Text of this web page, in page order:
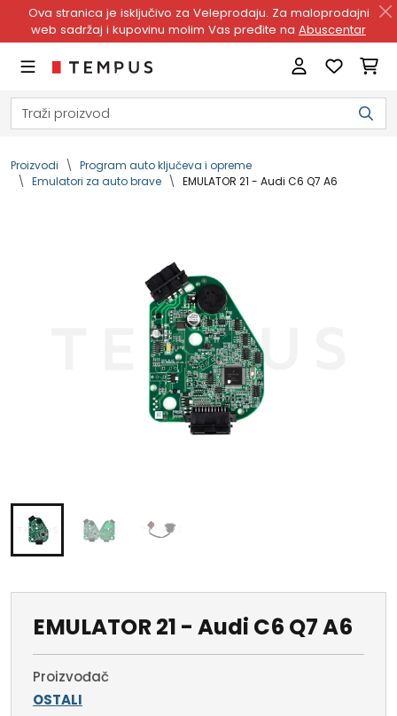
Ova stranica je isključivo za Veleprodaju. Za maloprodajni
web sadržaj i kupovinu molim Vas pređite na Abuscentar
Proizvodi
Program auto ključeva i opreme
Emulatori za auto brave
EMULATOR 21 - Audi C6 Q7 A6
EMULATOR 21 - Audi C6 Q7 A6
Proizvođač
OSTALI